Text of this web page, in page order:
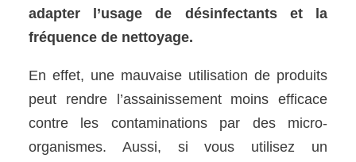
adapter l’usage de désinfectants et la
fréquence de nettoyage.
En effet, une mauvaise utilisation de produits
peut rendre l’assainissement moins efficace
contre les contaminations par des micro-
organismes. Aussi, si vous utilisez un